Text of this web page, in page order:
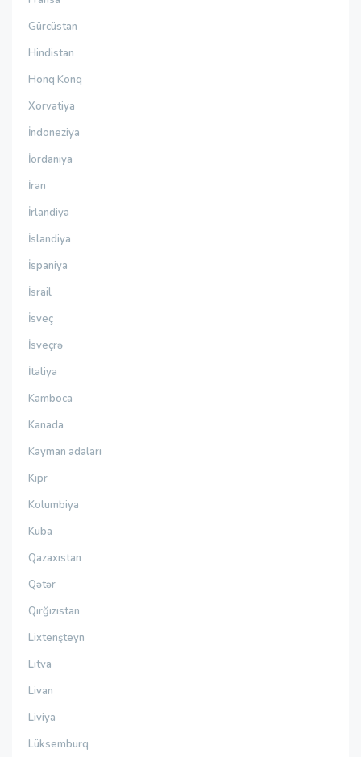
Gürcüstan
Hindistan
Honq Konq
Xorvatiya
İndoneziya
İordaniya
İran
İrlandiya
İslandiya
İspaniya
İsrail
İsveç
İsveçrə
İtaliya
Kamboca
Kanada
Kayman adaları
Kipr
Kolumbiya
Kuba
Qazaxıstan
Qətər
Qırğızıstan
Lixtenşteyn
Litva
Livan
Liviya
Lüksemburq